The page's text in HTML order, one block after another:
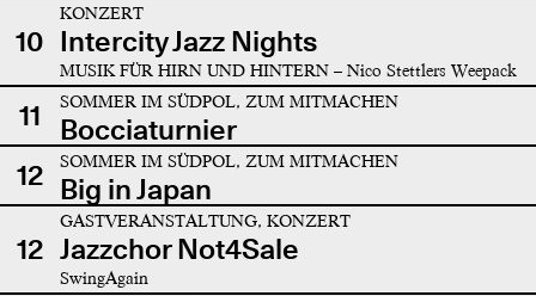
10
KONZERT
Intercity Jazz Nights
MUSIK FÜR HIRN UND HINTERN – Nico Stettlers Weepack
11 SOMMER IM SÜDPOL, ZUM MITMACHEN
Bocciaturnier
12
SOMMER IM SÜDPOL, ZUM MITMACHEN
Big in Japan
12
GASTVERANSTALTUNG, KONZERT
Jazzchor Not4Sale
SwingAgain